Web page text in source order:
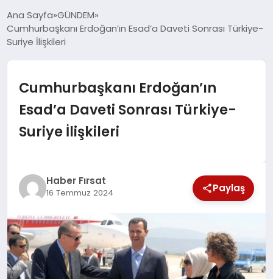
SPOR
SAĞLIK
MAGAZİN
EĞİTİM
DÜNYA
Ana Sayfa GÜNDEM
Cumhurbaşkanı Erdoğan’ın Esad’a Daveti Sonrası Türkiye-
Suriye İlişkileri
Cumhurbaşkanı Erdoğan’ın
Esad’a Daveti Sonrası Türkiye-
Suriye İlişkileri
Haber Fırsat
16 Temmuz 2024 Paylaş